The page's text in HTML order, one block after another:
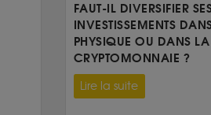
FAUT-IL DIVERSIFIER
INVESTISSEMENTS
PHYSIQUE OU DANS LA
CRYPTOMONNAIE ?
Lire la suite